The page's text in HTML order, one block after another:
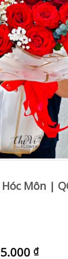
Môn |
₫